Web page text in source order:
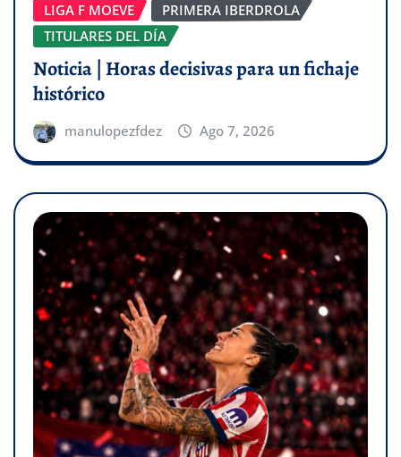
LIGA F MOEVE
PRIMERA IBERDROLA
TITULARES DEL DÍA
Noticia | Horas decisivas para un fichaje
histórico
manulopezfdez Ago 7, 2026